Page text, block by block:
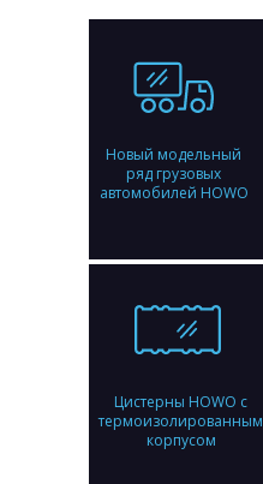
Новый модельный
ряд грузовых
автомобилей HOWO
Цистерны HOWO с
термоизолированным
корпусом